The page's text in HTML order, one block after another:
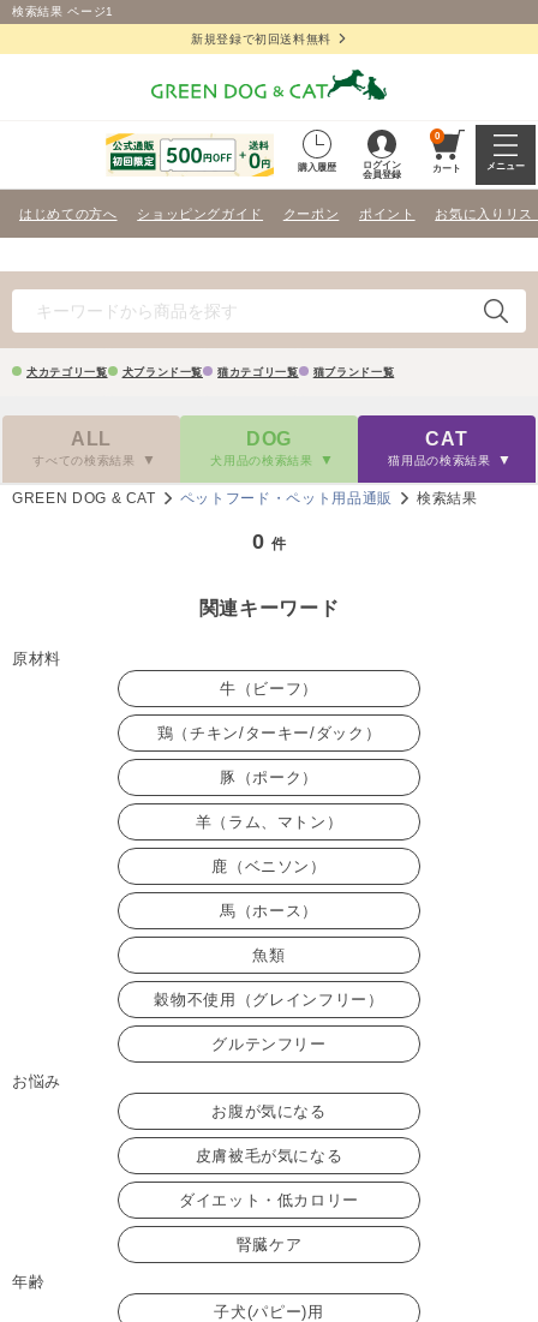
検索結果 ページ1
新規登録で初回送料無料
購入履歴
ログイン
会員登録
0
カート メニュー
はじめての方へ ショッピングガイド クーポン ポイント お気に入りリス
犬カテゴリ一覧 犬ブランド一覧 猫カテゴリ一覧 猫ブランド一覧
ALL
すべての検索結果
DOG
犬用品の検索結果
CAT
猫用品の検索結果
GREEN DOG & CAT ペットフード・ペット用品通販 検索結果
0 件
関連キーワード
原材料
牛（ビーフ）
鶏（チキン/ターキー/ダック）
豚（ポーク）
羊（ラム、マトン）
鹿（ベニソン）
馬（ホース）
魚類
穀物不使用（グレインフリー）
グルテンフリー
お悩み
お腹が気になる
皮膚被毛が気になる
ダイエット・低カロリー
腎臓ケア
年齢
子犬(パピー)用